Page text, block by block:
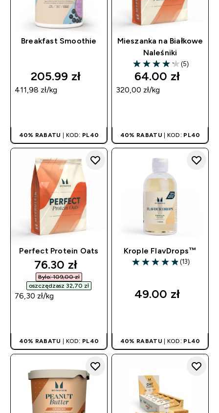
Breakfast Smoothie
205.99 zł‎
411,98 zł‎/kg
40% RABATU | KOD: PL40
Mieszanka na Białkowe
Naleśniki
4.2 out of 5 stars
(5)
64.00 zł‎
320,00 zł‎/kg
40% RABATU | KOD: PL40
Perfect Protein Oats
discounted price
76.30 zł‎
Było: 109,00 zł‎
oszczędzasz 32,70 zł‎
76,30 zł‎/kg
40% RABATU | KOD: PL40
Krople FlavDrops™
4.85 out of 5 stars
(13)
49.00 zł‎
40% RABATU | KOD: PL40